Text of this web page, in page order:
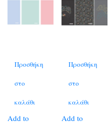
Προσθήκη
στο
καλάθι
Add to
Προσθήκη
στο
καλάθι
Add to